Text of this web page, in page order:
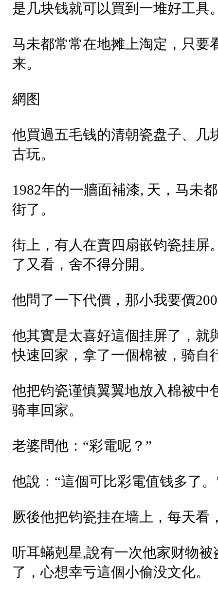
是几块钱就可以買到一堆好工具
马未都常常在地摊上淘定，只要
来。
網图
他買過五毛钱的清朝瓷盘子、几
古玩。
1982年的一牆面補漆, 天，马未
街了。
街上，有人在賣四扇嵌钧瓷挂屏
了又看，舍不得分開。
他問了一下代價，那小我要價
他其實是太喜好這個挂屏了，就
快速回家，拿了一個棉被，骑自
他把钧瓷谨慎翼翼地放入棉被中
骑車回家。
老婆問他：“彩電呢？”
他說：“這個可比彩電值钱多了
厥後他把钧瓷挂在墙上，每天看
听耳蟎剋星,說有一次他家财物
了，心想幸亏這個小偷没文化。